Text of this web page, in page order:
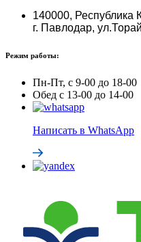
140000, Республика
г. Павлодар,
Режим работы:
Пн-Пт, с 9-00 до 18-00
Обед с 13-00 до 14-00
Написать в WhatsApp